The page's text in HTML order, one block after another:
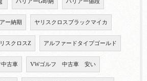
ハリアーG即納 ハリアー値段
ー納期 ヤリスクロスブラックマイカ
スクロスZ アルファードタイプゴールド
古車 VWゴルフ 中古車 安い